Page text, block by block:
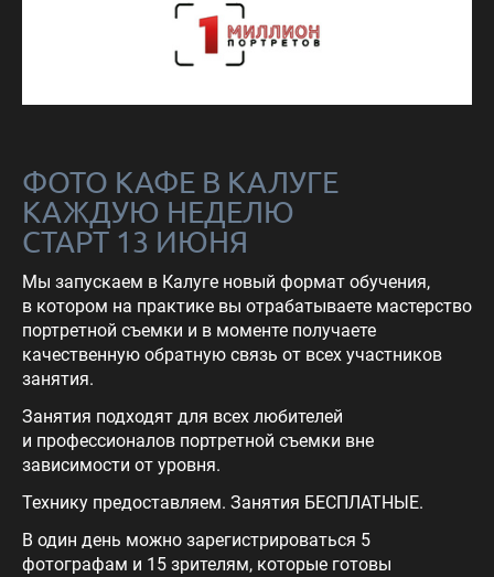
ФОТО КАФЕ В КАЛУГЕ
КАЖДУЮ НЕДЕЛЮ
СТАРТ 13 ИЮНЯ
Мы запускаем в Калуге новый формат обучения,
в котором на практике вы отрабатываете мастерство
портретной съемки и в моменте получаете
качественную обратную связь от всех участников
занятия.
Занятия подходят для всех любителей
и профессионалов портретной съемки вне
зависимости от уровня.
Технику предоставляем. Занятия БЕСПЛАТНЫЕ.
В один день можно зарегистрироваться 5
фотографам и 15 зрителям, которые готовы